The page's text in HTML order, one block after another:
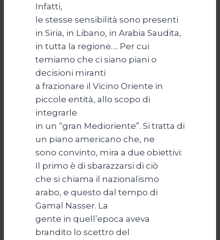
Infatti,
le stesse sensibilità sono presenti
in Siria, in Libano, in Arabia Saudita,
in tutta la regione…. Per cui
temiamo che ci siano piani o
decisioni miranti
a frazionare il Vicino Oriente in
piccole entità, allo scopo di
integrarle
in un “gran Medioriente”. Si tratta di
un piano americano che, ne
sono convinto, mira a due obiettivi:
Il primo è di sbarazzarsi di ciò
che si chiama il nazionalismo
arabo, e questo dal tempo di
Gamal Nasser. La
gente in quell’epoca aveva
brandito lo scettro del